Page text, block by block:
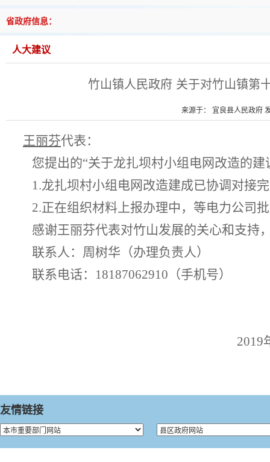
省政府信息：
人大建议
竹山镇人民政府 关于对竹山镇第
来源于： 宜良县人民政府
王丽芬代表：
您提出的“关于龙扎坝村小组电网改造的建
1.龙扎坝村小组电网改造建成已协调对接
2.正在组织材料上报办理中，等电力公司
感谢王丽芬代表对竹山发展的关心和支持
联系人： 周树华 （办理负责人）
联系电话： 18187062910 （手机号）
2019
友情链接